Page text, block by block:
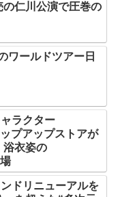
仁川公演で圧巻の
ワールドツアー日
ラクター
プアップストアが
浴衣姿の
ドリニューアルを